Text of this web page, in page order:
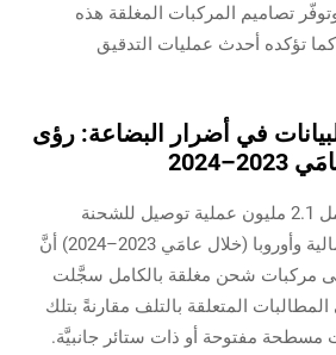
تصاميم المركبات المغلقة هذه
تؤكده أحدث عمليات التدقيق
في أضرار البضاعة: رؤى
كشف تدقيق شامل شمل 2.1 مليون عملية توصيل للشحنة
الأخيرة في أمريكا الشمالية وأوروبا (خلال عامَي 2023–2024) أنَّ
مركبات شحن مغلقة بالكامل سجَّلت
بنسبة 38% في المطالبات المتعلقة بالتلف مقارنةً بتلك
مسطحة مفتوحة أو ذات ستائر جانبيَّة.